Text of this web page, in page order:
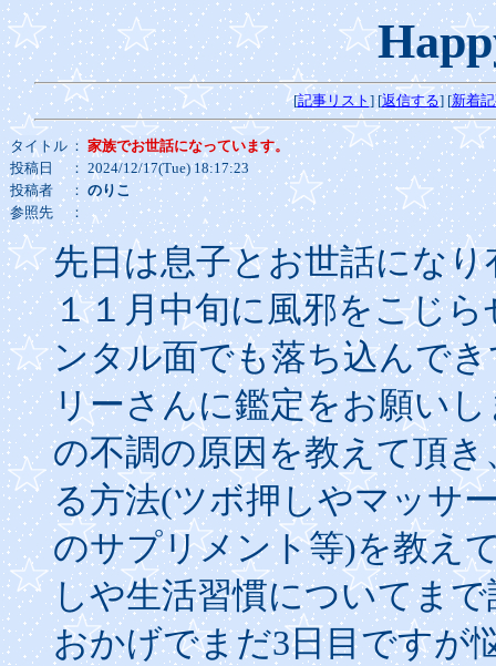
[記事リスト] [返信する] [新着
タイトル ： 家族でお世話になっています。
投稿日
： 2024/12/17(Tue) 18:17:23
投稿者
： のりこ
参照先
：
先日は息子とお世話にな
１１月中旬に風邪をこじ
ンタル面でも落ち込んで
リーさんに鑑定をお願い
の不調の原因を教えて頂
る方法(ツボ押しやマッサ
のサプリメント等)を教え
しや生活習慣についてま
おかげでまだ3日目ですが